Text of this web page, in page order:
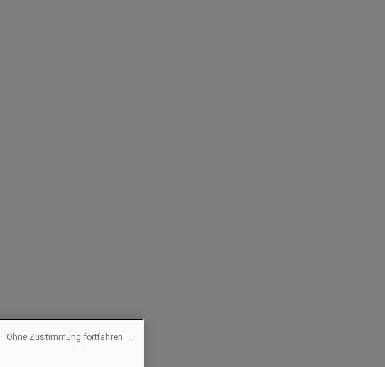
Ohne Zustimmung fortfahren →